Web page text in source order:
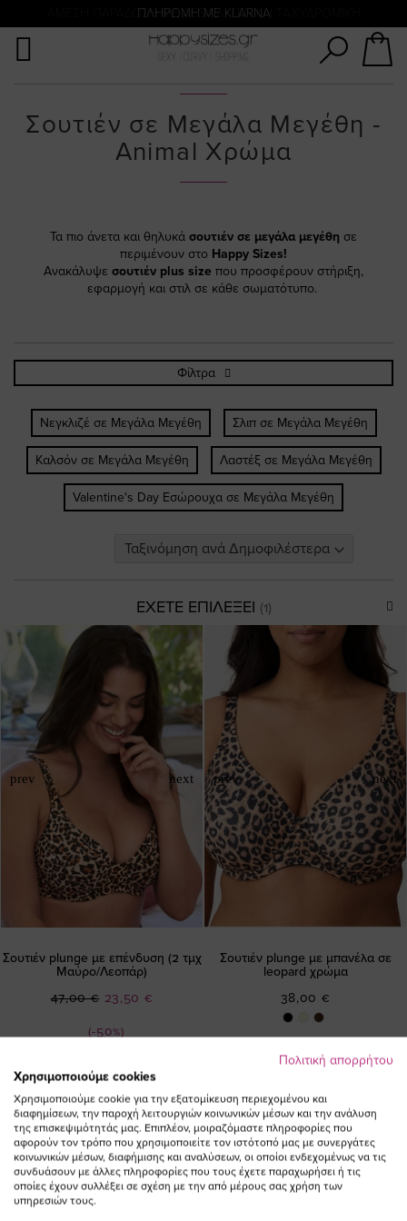
ΠΛΗΡΩΜΗ ΜΕ KLARNA
ΑΜΕΣΗ ΠΑΡΑΔΟΣΗ ΜΕ ACS ΚΑΙ ΓΕΝΙΚΗ ΤΑΧΥΔΡΟΜΙΚΉ
Σουτιέν σε Μεγάλα Μεγέθη -
Animal Χρώμα
Τα πιο άνετα και θηλυκά σουτιέν σε μεγάλα μεγέθη σε
περιμένουν στο Happy Sizes!
Ανακάλυψε σουτιέν plus size που προσφέρουν στήριξη,
εφαρμογή και στιλ σε κάθε σωματότυπο.
Φίλτρα
Νεγκλιζέ σε Μεγάλα Μεγέθη Σλιπ σε Μεγάλα Μεγέθη
Καλσόν σε Μεγάλα Μεγέθη Λαστέξ σε Μεγάλα Μεγέθη
Valentine's Day Εσώρουχα σε Μεγάλα Μεγέθη
ΕΧΕΤΕ ΕΠΙΛΕΞΕΙ
Σουτιέν plunge με επένδυση (2 τμχ
Μαύρο/Λεοπάρ)
(-50%)
Ειδική
23,50 €
47,00 €
Σουτιέν plunge με μπανέλα σε
leopard χρώμα
38,00 €
ΕΓΓΡΑΦΕΙΤΕ ΣΤΟ NEWSLETTER
Αναζήτηση
Πολιτική απορρήτου
Χρησιμοποιούμε cookies
Χρησιμοποιούμε cookie για την εξατομίκευση περιεχομένου και
διαφημίσεων, την παροχή λειτουργιών κοινωνικών μέσων και την ανάλυση
της επισκεψιμότητάς μας. Επιπλέον, μοιραζόμαστε πληροφορίες που
αφορούν τον τρόπο που χρησιμοποιείτε τον ιστότοπό μας με συνεργάτες
κοινωνικών μέσων, διαφήμισης και αναλύσεων, οι οποίοι ενδεχομένως να τις
συνδυάσουν με άλλες πληροφορίες που τους έχετε παραχωρήσει ή τις
οποίες έχουν συλλέξει σε σχέση με την από μέρους σας χρήση των
υπηρεσιών τους.